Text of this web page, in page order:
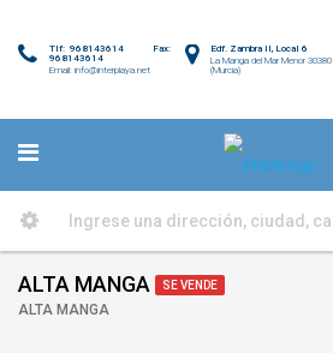
Edf. Zambra II, Local 6
La Manga del Mar Menor 30380
(Murcia)
Tlf: 968143614 Fax:
968143614
Email: info@interplaya.net
ALTA MANGA SE VENDE
ALTA MANGA